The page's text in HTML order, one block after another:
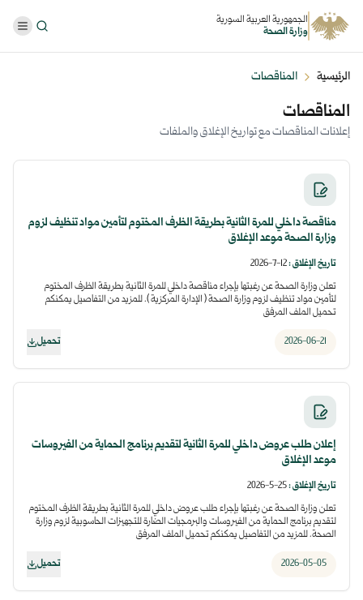
الجمهورية العربية السورية
وزارة الصحة
الرئيسية المناقصات
المناقصات
إعلانات المناقصات مع تواريخ الإغلاق والملفات
مناقصة داخلي للمرة الثانية بطريقة الظرف المختوم لتأمين مواد تنظيف لزوم
وزارة الصحة موعد الإغلاق
تاريخ الإغلاق:
12-7-2026
تعلن وزارة الصحة عن رغبتها بإجراء مناقصة داخلي للمرة الثانية بطريقة الظرف المختوم
لتأمين مواد تنظيف لزوم وزارة الصحة ( الإدارة المركزية ). للمزيد من التفاصيل يمكنكم
تحميل الملف المرفق
2026-06-21 تحميل
إعلان طلب عروض داخلي للمرة الثانية لتقديم برنامج الحماية من الفيروسات
موعد الإغلاق
تاريخ الإغلاق:
25-5-2026
تعلن وزارة الصحة عن رغبتها بإجراء طلب عروض داخلي للمرة الثانية بطريقة الظرف المختوم
لتقديم برنامج الحماية من الفيروسات والبرمجيات الضارة للتجهيزات الحاسوبية لزوم وزارة
الصحة. للمزيد من التفاصيل يمكنكم تحميل الملف المرفق
2026-05-05 تحميل